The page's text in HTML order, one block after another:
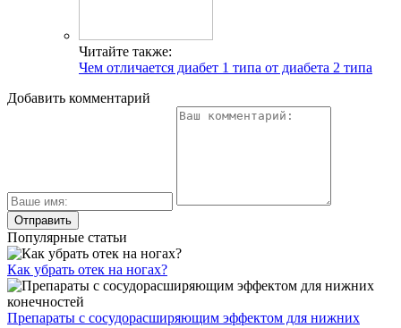
Читайте также:
Чем отличается диабет 1 типа от диабета 2 типа
Добавить комментарий
Популярные статьи
Как убрать отек на ногах?
Препараты с сосудорасширяющим эффектом для нижних